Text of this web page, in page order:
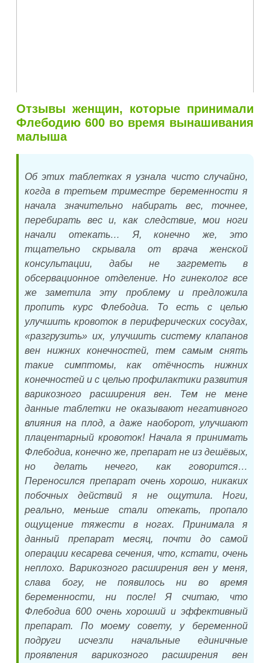
Отзывы женщин, которые принимали
Флебодию 600 во время вынашивания
малыша
Об этих таблетках я узнала чисто случайно,
когда в третьем триместре беременности я
начала значительно набирать вес, точнее,
перебирать вес и, как следствие, мои ноги
начали отекать… Я, конечно же, это
тщательно скрывала от врача женской
консультации, дабы не загреметь в
обсервационное отделение. Но гинеколог все
же заметила эту проблему и предложила
пропить курс Флебодиа. То есть с целью
улучшить кровоток в периферических сосудах,
«разгрузить» их, улучшить систему клапанов
вен нижних конечностей, тем самым снять
такие симптомы, как отёчность нижних
конечностей и с целью профилактики развития
варикозного расширения вен. Тем не мене
данные таблетки не оказывают негативного
влияния на плод, а даже наоборот, улучшают
плацентарный кровоток! Начала я принимать
Флебодиа, конечно же, препарат не из дешёвых,
но делать нечего, как говорится…
Переносился препарат очень хорошо, никаких
побочных действий я не ощутила. Ноги,
реально, меньше стали отекать, пропало
ощущение тяжести в ногах. Принимала я
данный препарат месяц, почти до самой
операции кесарева сечения, что, кстати, очень
неплохо. Варикозного расширения вен у меня,
слава богу, не появилось ни во время
беременности, ни после! Я считаю, что
Флебодиа 600 очень хороший и эффективный
препарат. По моему совету, у беременной
подруги исчезли начальные единичные
проявления варикозного расширения вен